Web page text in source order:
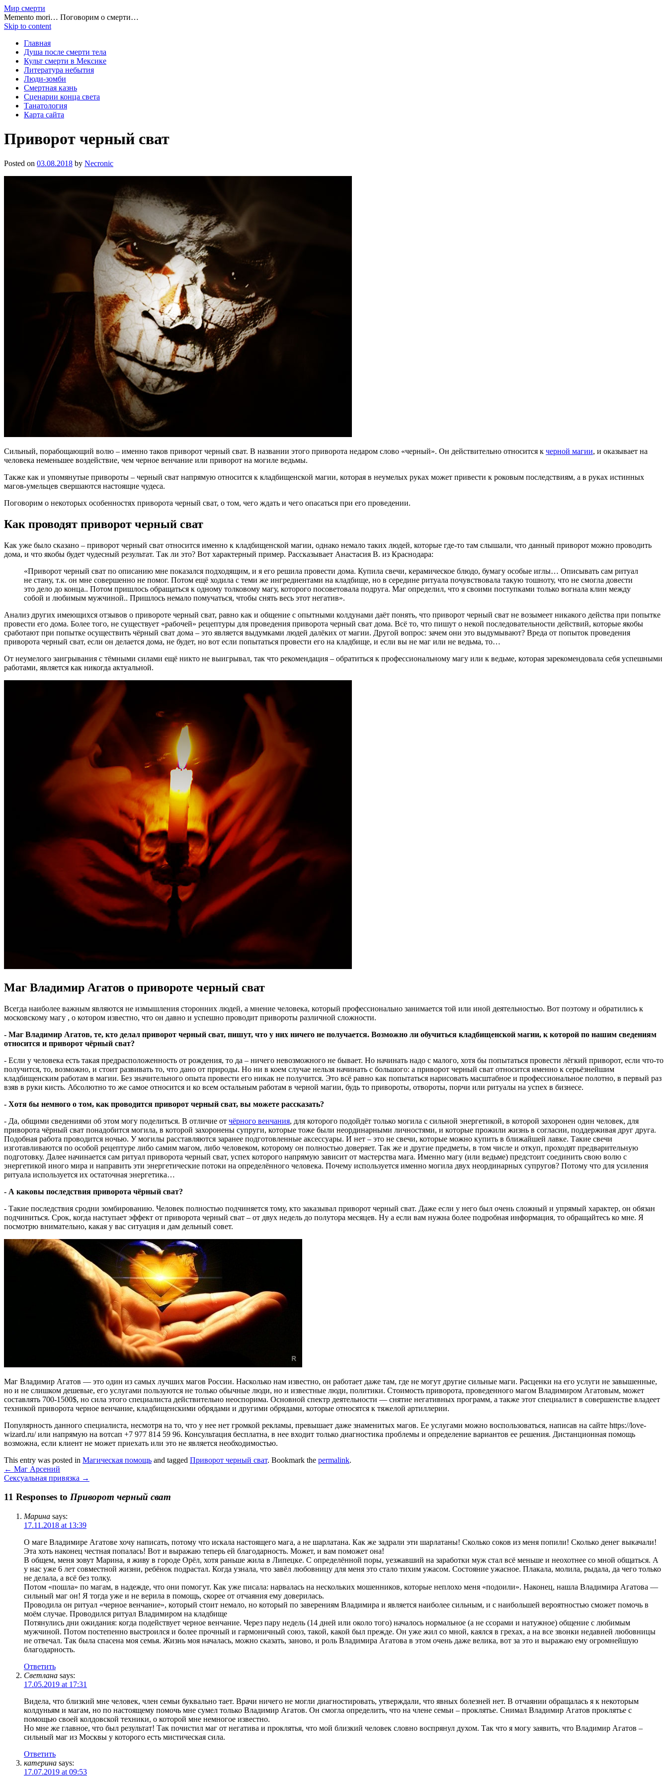
Мир смерти
Memento mori… Поговорим о смерти…
Skip to content
Главная
Душа после смерти тела
Культ смерти в Мексике
Литература небытия
Люди-зомби
Смертная казнь
Сценарии конца света
Танатология
Карта сайта
Приворот черный сват
Posted on 03.08.2018 by Necronic
Сильный, порабощающий волю – именно таков приворот черный сват. В названии этого приворота недаром слово «черный». Он действительно относится к черной магии, и оказывает на
человека неменьшее воздействие, чем черное венчание или приворот на могиле ведьмы.
Также как и упомянутые привороты – черный сват напрямую относится к кладбищенской магии, которая в неумелых руках может привести к роковым последствиям, а в руках истинных
магов-умельцев свершаются настоящие чудеса.
Поговорим о некоторых особенностях приворота черный сват, о том, чего ждать и чего опасаться при его проведении.
Как проводят приворот черный сват
Как уже было сказано – приворот черный сват относится именно к кладбищенской магии, однако немало таких людей, которые где-то там слышали, что данный приворот можно проводить
дома, и что якобы будет чудесный результат. Так ли это? Вот характерный пример. Рассказывает Анастасия В. из Краснодара:
«Приворот черный сват по описанию мне показался подходящим, и я его решила провести дома. Купила свечи, керамическое блюдо, бумагу особые иглы… Описывать сам ритуал
не стану, т.к. он мне совершенно не помог. Потом ещё ходила с теми же ингредиентами на кладбище, но в середине ритуала почувствовала такую тошноту, что не смогла довести
это дело до конца.. Потом пришлось обращаться к одному толковому магу, которого посоветовала подруга. Маг определил, что я своими поступками только вогнала клин между
собой и любимым мужчиной.. Пришлось немало помучаться, чтобы снять весь этот негатив».
Анализ других имеющихся отзывов о привороте черный сват, равно как и общение с опытными колдунами даёт понять, что приворот черный сват не возымеет никакого действа при попытке
провести его дома. Более того, не существует «рабочей» рецептуры для проведения приворота черный сват дома. Всё то, что пишут о некой последовательности действий, которые якобы
сработают при попытке осуществить чёрный сват дома – это является выдумками людей далёких от магии. Другой вопрос: зачем они это выдумывают? Вреда от попыток проведения
приворота черный сват, если он делается дома, не будет, но вот если попытаться провести его на кладбище, и если вы не маг или не ведьма, то…
От неумелого заигрывания с тёмными силами ещё никто не выигрывал, так что рекомендация – обратиться к профессиональному магу или к ведьме, которая зарекомендовала себя успешными
работами, является как никогда актуальной.
Маг Владимир Агатов о привороте черный сват
Всегда наиболее важным являются не измышления сторонних людей, а мнение человека, который профессионально занимается той или иной деятельностью. Вот поэтому и обратились к
московскому магу , о котором известно, что он давно и успешно проводит привороты различной сложности.
- Маг Владимир Агатов, те, кто делал приворот черный сват, пишут, что у них ничего не получается. Возможно ли обучиться кладбищенской магии, к которой по нашим сведениям
относится и приворот чёрный сват?
- Если у человека есть такая предрасположенность от рождения, то да – ничего невозможного не бывает. Но начинать надо с малого, хотя бы попытаться провести лёгкий приворот, если что-то
получится, то, возможно, и стоит развивать то, что дано от природы. Но ни в коем случае нельзя начинать с большого: а приворот черный сват относится именно к серьёзнейшим
кладбищенским работам в магии. Без значительного опыта провести его никак не получится. Это всё равно как попытаться нарисовать масштабное и профессиональное полотно, в первый раз
взяв в руки кисть. Абсолютно то же самое относится и ко всем остальным работам в черной магии, будь то привороты, отвороты, порчи или ритуалы на успех в бизнесе.
- Хотя бы немного о том, как проводится приворот черный сват, вы можете рассказать?
- Да, общими сведениями об этом могу поделиться. В отличие от чёрного венчания, для которого подойдёт только могила с сильной энергетикой, в которой захоронен один человек, для
приворота чёрный сват понадобится могила, в которой захоронены супруги, которые тоже были неординарными личностями, и которые прожили жизнь в согласии, поддерживая друг друга.
Подобная работа проводится ночью. У могилы расставляются заранее подготовленные аксессуары. И нет – это не свечи, которые можно купить в ближайшей лавке. Такие свечи
изготавливаются по особой рецептуре либо самим магом, либо человеком, которому он полностью доверяет. Так же и другие предметы, в том числе и откуп, проходят предварительную
подготовку. Далее начинается сам ритуал приворота черный сват, успех которого напрямую зависит от мастерства мага. Именно магу (или ведьме) предстоит соединить свою волю с
энергетикой иного мира и направить эти энергетические потоки на определённого человека. Почему используется именно могила двух неординарных супругов? Потому что для усиления
ритуала используется их остаточная энергетика…
- А каковы последствия приворота чёрный сват?
- Такие последствия сродни зомбированию. Человек полностью подчиняется тому, кто заказывал приворот черный сват. Даже если у него был очень сложный и упрямый характер, он обязан
подчиниться. Срок, когда наступает эффект от приворота черный сват – от двух недель до полутора месяцев. Ну а если вам нужна более подробная информация, то обращайтесь ко мне. Я
посмотрю внимательно, какая у вас ситуация и дам дельный совет.
Маг Владимир Агатов — это один из самых лучших магов России. Насколько нам известно, он работает даже там, где не могут другие сильные маги. Расценки на его услуги не завышенные,
но и не слишком дешевые, его услугами пользуются не только обычные люди, но и известные люди, политики. Стоимость приворота, проведенного магом Владимиром Агатовым, может
составлять 700-1500$, но сила этого специалиста действительно неоспорима. Основной спектр деятельности — снятие негативных программ, а также этот специалист в совершенстве владеет
техникой приворота черное венчание, кладбищенскими обрядами и другими обрядами, которые относятся к тяжелой артиллерии.
Популярность данного специалиста, несмотря на то, что у нее нет громкой рекламы, превышает даже знаменитых магов. Ее услугами можно воспользоваться, написав на сайте https://love-
wizard.ru/ или напрямую на вотсап +7 977 814 59 96. Консультация бесплатна, в нее входит только диагностика проблемы и определение вариантов ее решения. Дистанционная помощь
возможна, если клиент не может приехать или это не является необходимостью.
This entry was posted in Магическая помощь and tagged Приворот черный сват. Bookmark the permalink.
← Маг Арсений
Сексуальная привязка →
11 Responses to Приворот черный сват
Марина says:
17.11.2018 at 13:39
О маге Владимире Агатове хочу написать, потому что искала настоящего мага, а не шарлатана. Как же задрали эти шарлатаны! Сколько соков из меня попили! Сколько денег выкачали!
Эта хоть наконец честная попалась! Вот и выражаю теперь ей благодарность. Может, и вам поможет она!
В общем, меня зовут Марина, я живу в городе Орёл, хотя раньше жила в Липецке. С определённой поры, уезжавший на заработки муж стал всё меньше и неохотнее со мной общаться. А
у нас уже 6 лет совместной жизни, ребёнок подрастал. Когда узнала, что завёл любовницу для меня это стало тихим ужасом. Состояние ужасное. Плакала, молила, рыдала, да чего только
не делала, а всё без толку.
Потом «пошла» по магам, в надежде, что они помогут. Как уже писала: нарвалась на нескольких мошенников, которые неплохо меня «подоили». Наконец, нашла Владимира Агатова —
сильный маг он! Я тогда уже и не верила в помощь, скорее от отчаяния ему доверилась.
Проводила он ритуал «черное венчание», который стоит немало, но который по заверениям Владимира и является наиболее сильным, и с наибольшей вероятностью сможет помочь в
моём случае. Проводился ритуал Владимиром на кладбище
Потянулись дни ожидания: когда подействует черное венчание. Через пару недель (14 дней или около того) началось нормальное (а не ссорами и натужное) общение с любимым
мужчиной. Потом постепенно выстроился и более прочный и гармоничный союз, такой, какой был прежде. Он уже жил со мной, каялся в грехах, а на все звонки недавней любовницы
не отвечал. Так была спасена моя семья. Жизнь моя началась, можно сказать, заново, и роль Владимира Агатова в этом очень даже велика, вот за это и выражаю ему огромнейшую
благодарность.
Ответить
Светлана says:
17.05.2019 at 17:31
Видела, что близкий мне человек, член семьи буквально тает. Врачи ничего не могли диагностировать, утверждали, что явных болезней нет. В отчаянии обращалась я к некоторым
колдуньям и магам, но по настоящему помочь мне сумел только Владимир Агатов. Он смогла определить, что на члене семьи – проклятье. Снимал Владимир Агатов проклятье с
помощью своей колдовской техники, о которой мне немногое известно.
Но мне же главное, что был результат! Так почистил маг от негатива и проклятья, что мой близкий человек словно воспрянул духом. Так что я могу заявить, что Владимир Агатов –
сильный маг из Москвы у которого есть мистическая сила.
Ответить
катерина says:
17.07.2019 at 09:53